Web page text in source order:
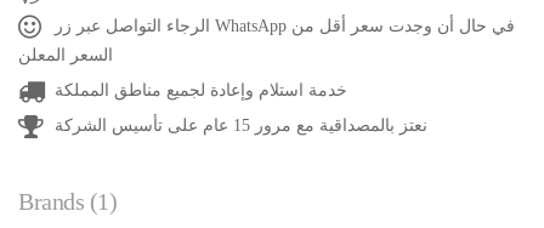
الرجاء التواصل عبر زر WhatsApp في حال أن وجدت سعر أقل من
السعر المعلن
خدمة استلام وإعادة لجميع مناطق المملكة
نعتز بالمصداقية مع مرور 15 عام على تأسيس الشركة
Brands (1)